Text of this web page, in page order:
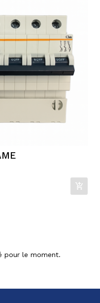
pour le moment.